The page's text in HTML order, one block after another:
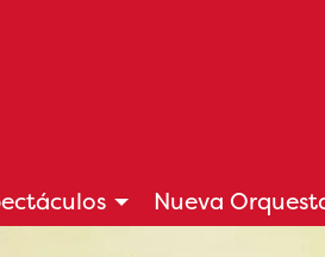
Nueva
pausa para controlarlo.